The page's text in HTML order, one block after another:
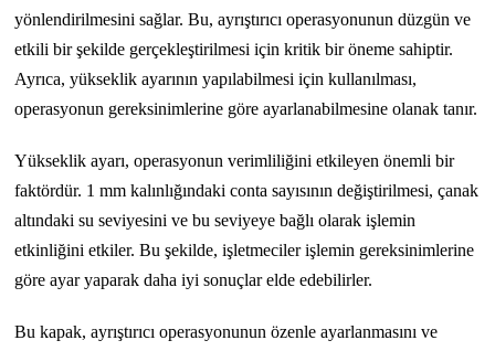
yönlendirilmesini sağlar. Bu, ayrıştırıcı operasyonunun düzgün ve
etkili bir şekilde gerçekleştirilmesi için kritik bir öneme sahiptir.
Ayrıca, yükseklik ayarının yapılabilmesi için kullanılması,
operasyonun gereksinimlerine göre ayarlanabilmesine olanak tanır.
Yükseklik ayarı, operasyonun verimliliğini etkileyen önemli bir
faktördür. 1 mm kalınlığındaki conta sayısının değiştirilmesi, çanak
altındaki su seviyesini ve bu seviyeye bağlı olarak işlemin
etkinliğini etkiler. Bu şekilde, işletmeciler işlemin gereksinimlerine
göre ayar yaparak daha iyi sonuçlar elde edebilirler.
Bu kapak, ayrıştırıcı operasyonunun özenle ayarlanmasını ve